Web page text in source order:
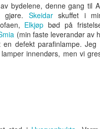
bydelene, denne gang til
gjøre. Skeidarskuffet i
Elkjøp bød på
(min faste leverandør av
defekt parafinlampe. Jeg
innendørs, men vi